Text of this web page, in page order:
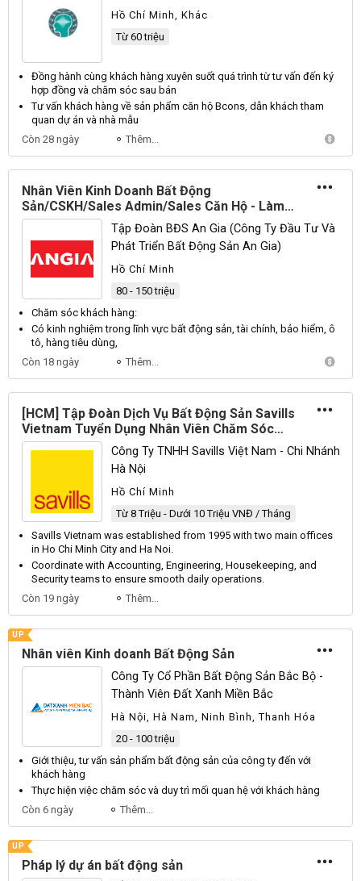
Hồ Chí Minh, Khác
Từ 60 triệu
Đồng hành cùng khách hàng xuyên suốt quá trình từ tư vấn đến ký
hợp đồng và chăm sóc sau bán
Tư vấn khách hàng về sản phẩm căn hộ Bcons, dẫn khách tham
quan dự án và nhà mẫu
Còn 28 ngày
Thêm...
Nhân Viên Kinh Doanh Bất Động
Sản/CSKH/Sales Admin/Sales Căn Hộ - Làm
Fulltime - Không YC Kinh Nghiệm
Tập Đoàn BĐS An Gia (Công Ty Đầu Tư Và
Phát Triển Bất Động Sản An Gia)
Hồ Chí Minh
80 - 150 triệu
Chăm sóc khách hàng:
Có kinh nghiệm trong lĩnh vực bất động sản, tài chính, bảo hiểm, ô
tô, hàng tiêu dùng,
Còn 18 ngày
Thêm...
[HCM] Tập Đoàn Dịch Vụ Bất Động Sản Savills
Vietnam Tuyển Dụng Nhân Viên Chăm Sóc
Khách Hàng Full-time 2026Công Ty TNHH Savills Việt Nam - Chi Nhánh
Hà Nội
Hồ Chí Minh
Từ 8 Triệu - Dưới 10 Triệu VNĐ / Tháng
Savills Vietnam was established from 1995 with two main offices
in Ho Chi Minh City and Ha Noi.
Coordinate with Accounting, Engineering, Housekeeping, and
Securityteams to ensure smooth daily operations.
Còn 19 ngày
Thêm...
UP
Nhân viên Kinh doanh Bất Động Sản
Công Ty Cổ Phần Bất Động Sản Bắc Bộ -
Thành Viên Đất Xanh Miền Bắc
Hà Nội, Hà Nam, Ninh Bình, Thanh Hóa
20 - 100 triệu
Giới thiệu, tư vấn sản phẩm bất động sản của công ty đến với
khách hàng
Thực hiện việc chăm sóc và duy trì mối quan hệ với khách hàng
Còn 6 ngày
Thêm...
UP
Pháp lý dự án bất động sản